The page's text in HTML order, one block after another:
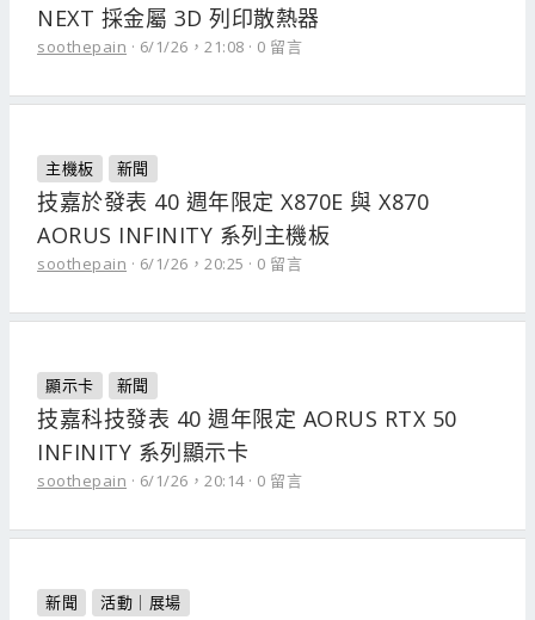
NEXT 採金屬 3D 列印散熱器
soothepain 6/1/26，21:08 0 留言
主機板 新聞
技嘉於發表 40 週年限定 X870E 與 X870
AORUS INFINITY 系列主機板
soothepain 6/1/26，20:25 0 留言
顯示卡 新聞
技嘉科技發表 40 週年限定 AORUS RTX 50
INFINITY 系列顯示卡
soothepain 6/1/26，20:14 0 留言
新聞 活動｜展場